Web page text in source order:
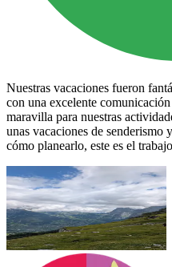
Nuestras vacaciones fueron
con una excelente
maravilla para nuestras
unas vacaciones de senderismo
cómo planearlo, este es el